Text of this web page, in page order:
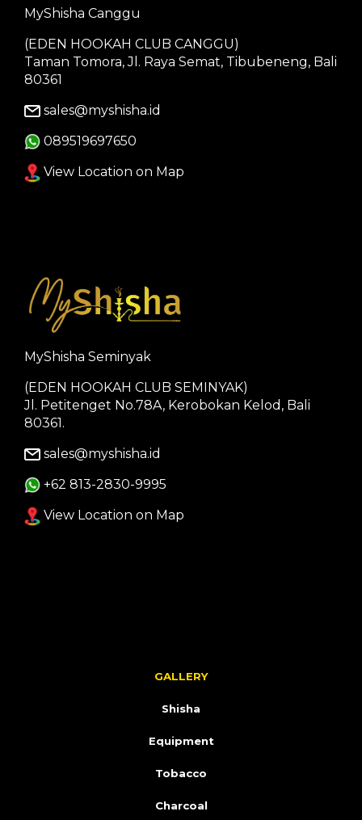
MyShisha Canggu
(EDEN HOOKAH CLUB CANGGU)
Taman Tomora, Jl. Raya Semat, Tibubeneng, Bali
80361
sales@myshisha.id
089519697650
View Location on Map
MyShisha Seminyak
(EDEN HOOKAH CLUB SEMINYAK)
Jl. Petitenget No.78A, Kerobokan Kelod, Bali
80361.
sales@myshisha.id
+62 813-2830-9995
View Location on Map
GALLERY
Shisha
Equipment
Tobacco
Charcoal